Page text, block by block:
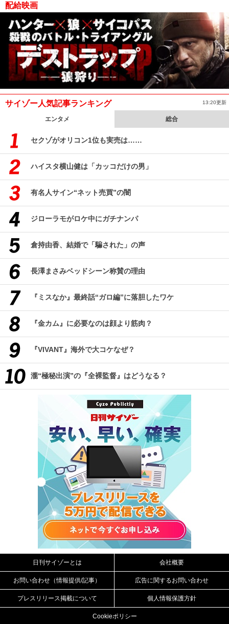
配給映画
サイゾー人気記事ランキング 13:20更新
エンタメ 総合
セクゾがオリコン1位も実売は……
ハイスタ横山健は「カッコだけの男」
有名人サイン“ネット売買”の闇
ジローラモがロケ中にガチナンパ
倉持由香、結婚で「騙された」の声
長澤まさみベッドシーン称賛の理由
『ミスなか』最終話“ガロ編”に落胆したワケ
『金カム』に必要なのは顔より筋肉？
『VIVANT』海外で大コケなぜ？
瀧“極秘出演”の『全裸監督』はどうなる？
日刊サイゾーとは 会社概要
お問い合わせ（情報提供/記事） 広告に関するお問い合わせ
プレスリリース掲載について 個人情報保護方針
Cookieポリシー